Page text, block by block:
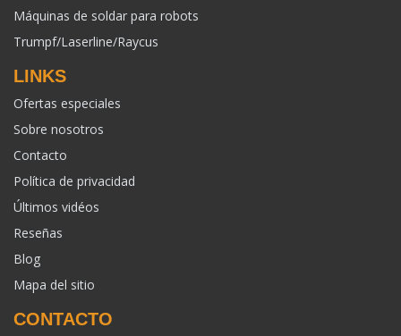
Máquinas de soldar para robots
Trumpf/Laserline/Raycus
LINKS
Ofertas especiales
Sobre nosotros
Contacto
Política de privacidad
Últimos vidéos
Reseñas
Blog
Mapa del sitio
CONTACTO